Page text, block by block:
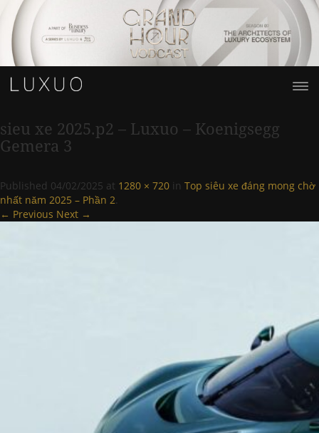
sieu xe 2025.p2 – Luxuo – Koenigsegg
Gemera 3
Published 04/02/2025 at 1280 × 720 in Top siêu xe đáng mong chờ
nhất năm 2025 – Phần 2.
← Previous Next →